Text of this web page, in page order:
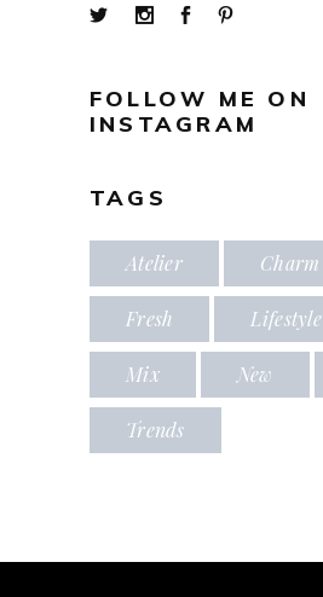
FOLLOW ME ON
INSTAGRAM
TAGS
Atelier Charm
Fresh Lifestyle
Mix New
Trends